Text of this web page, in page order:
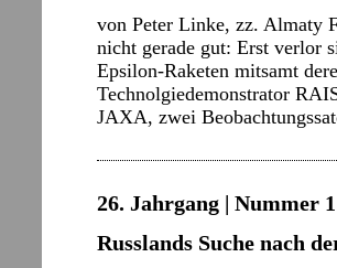
von Peter Linke, zz. Almaty
nicht gerade gut: Erst verlor
Epsilon-Raketen mitsamt
Technolgiedemonstrator
JAXA, zwei
26. Jahrgang | Nummer
Russlands Suche nach